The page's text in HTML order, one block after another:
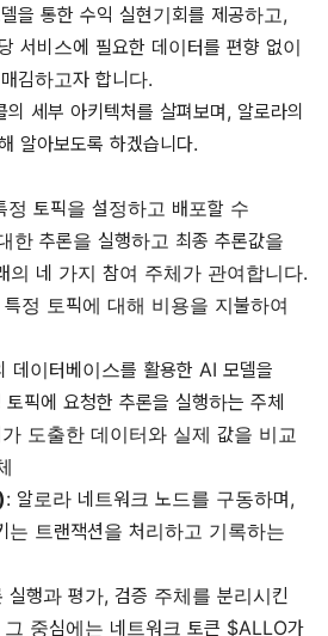
을 통한 수익 실현기회를 제공하고,
서비스에 필요한 데이터를 편향 없이
김하고자 합니다.
의 세부 아키텍처를 살펴보며, 알로라의
알아보도록 하겠습니다.
토픽을 설정하고 배포할 수
한 추론을 실행하고 최종 추론값을
의 네 가지 참여 주체가 관여합니다.
특정 토픽에 대해 비용을 지불하여
데이터베이스를 활용한 AI 모델을
픽에 요청한 추론을 실행하는 주체
가 도출한 데이터와 실제 값을 비교
: 알로라 네트워크 노드를 구동하며,
는 트랜잭션을 처리하고 기록하는
실행과 평가, 검증 주체를 분리시킨
중심에는 네트워크 토큰 $ALLO가